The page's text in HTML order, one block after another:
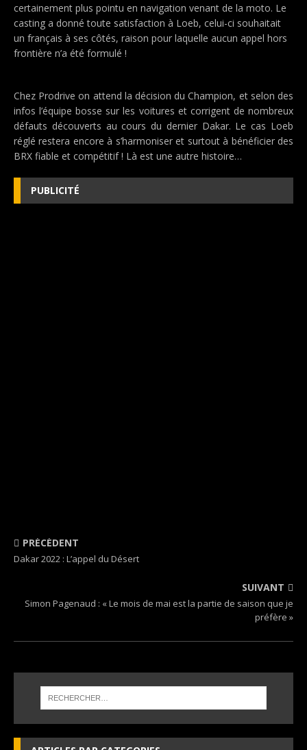
certainement plus pointu en navigation venant de la moto. Le
casting a donné toute satisfaction à Loeb, celui-ci souhaitait
un français à ses côtés, raison pour laquelle aucun appel hors
frontière n’a été formulé !
Chez Prodrive on attend la décision du Champion, et selon des
infos l’équipe bosse sur les voitures et corrigent de nombreux
défauts découverts au cours du dernier Dakar. Le cas Loeb
réglé restera encore à s’harmoniser et surtout à bénéficier des
BRX fiable et compétitif ! Là est une autre histoire…
PUBLICITÉ
PRÉCÉDENT
Dakar 2022 : L’appel du Désert
SUIVANT
Simon Pagenaud : « Le mois de mai est la partie de saison que je
préfère »